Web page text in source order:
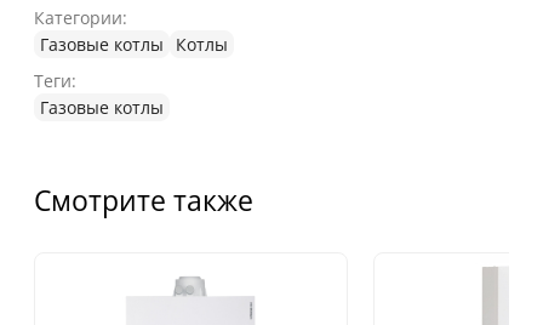
Категории:
Газовые котлы
Котлы
Теги:
Газовые котлы
Смотрите также